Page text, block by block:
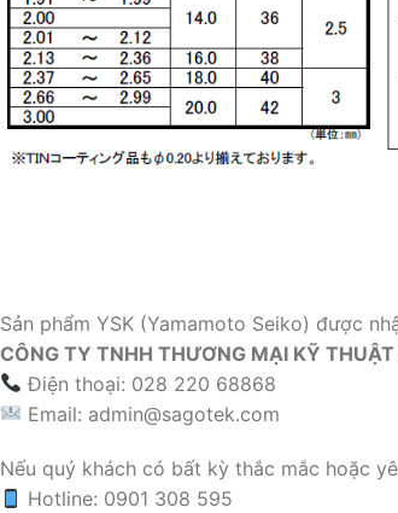
Sản phẩm YSK (Yamamoto Seiko) được
CÔNG TY TNHH THƯƠNG MẠI KỸ THUẬT
Điện thoại: 028 220 68868
Email: admin@sagotek.com
Nếu quý khách có bất kỳ thắc mắc hoặc
Hotline: 0901 308 595